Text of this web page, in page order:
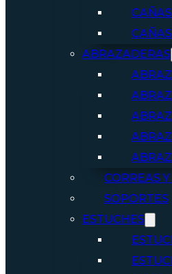
ABRAZADERAS
CORREAS
SOPORTES
ESTUCHES